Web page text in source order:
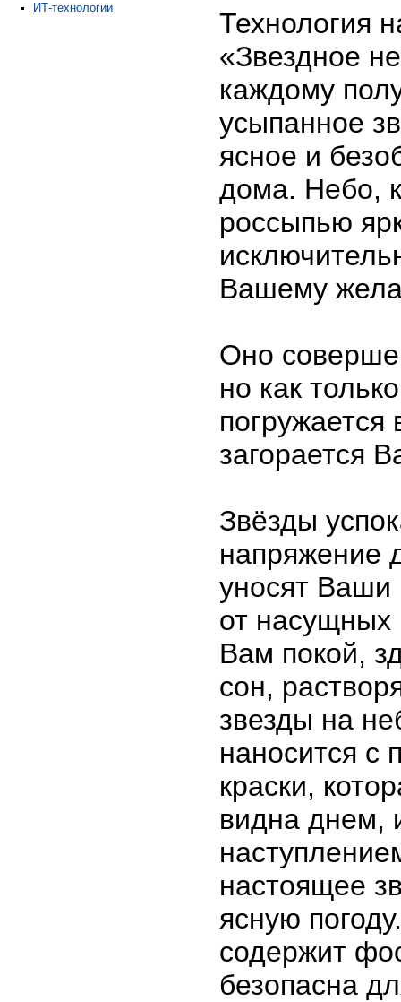
ИТ-технологии
Технология
«Звездное
каждому
усыпанное
ясное и
дома. Небо,
россыпью
Вашему
Оно
но как
погружается
загорается
Звёзды
напряжение
уносят Ваши
от
Вам покой,
сон,
звезды на
наносится с
краски,
видна днем,
настоящее
ясную
содержит
безопасна